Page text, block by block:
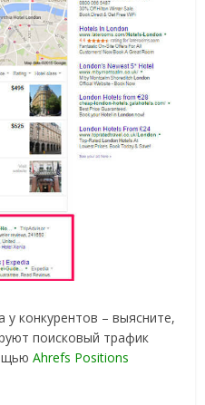
конкурентов – выясните,
поисковый трафик
Ahrefs Positions